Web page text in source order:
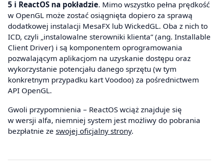
5 i ReactOS na pokładzie. Mimo wszystko pełna prędkość
w OpenGL może zostać osiągnięta dopiero za sprawą
dodatkowej instalacji MesaFX lub WickedGL. Oba z nich to
ICD, czyli „instalowalne sterowniki klienta” (ang. Installable
Client Driver) i są komponentem oprogramowania
pozwalającym aplikacjom na uzyskanie dostępu oraz
wykorzystanie potencjału danego sprzętu (w tym
konkretnym przypadku kart Voodoo) za pośrednictwem
API OpenGL.
Gwoli przypomnienia – ReactOS wciąż znajduje się
w wersji alfa, niemniej system jest możliwy do pobrania
bezpłatnie ze swojej oficjalny strony.